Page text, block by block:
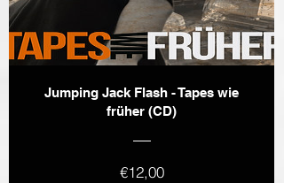
Jumping Jack Flash - Tapes wie
früher (CD)
€12,00Preis